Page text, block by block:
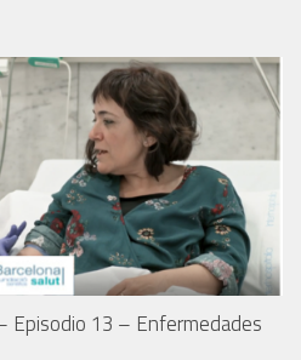
Episodio 13 – Enfermedades